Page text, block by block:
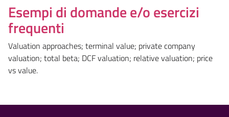
Esempi di domande e/o esercizi
frequenti
Valuation approaches; terminal value; private company
valuation; total beta; DCF valuation; relative valuation; price
vs value.